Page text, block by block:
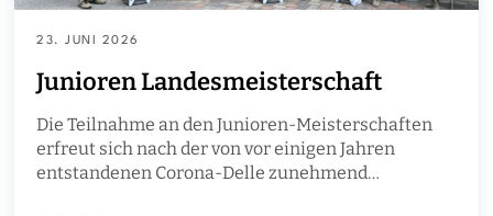
23. JUNI 2026
Junioren Landesmeisterschaft
Die Teilnahme an den Junioren-Meisterschaften
erfreut sich nach der von vor einigen Jahren
entstandenen Corona-Delle zunehmend